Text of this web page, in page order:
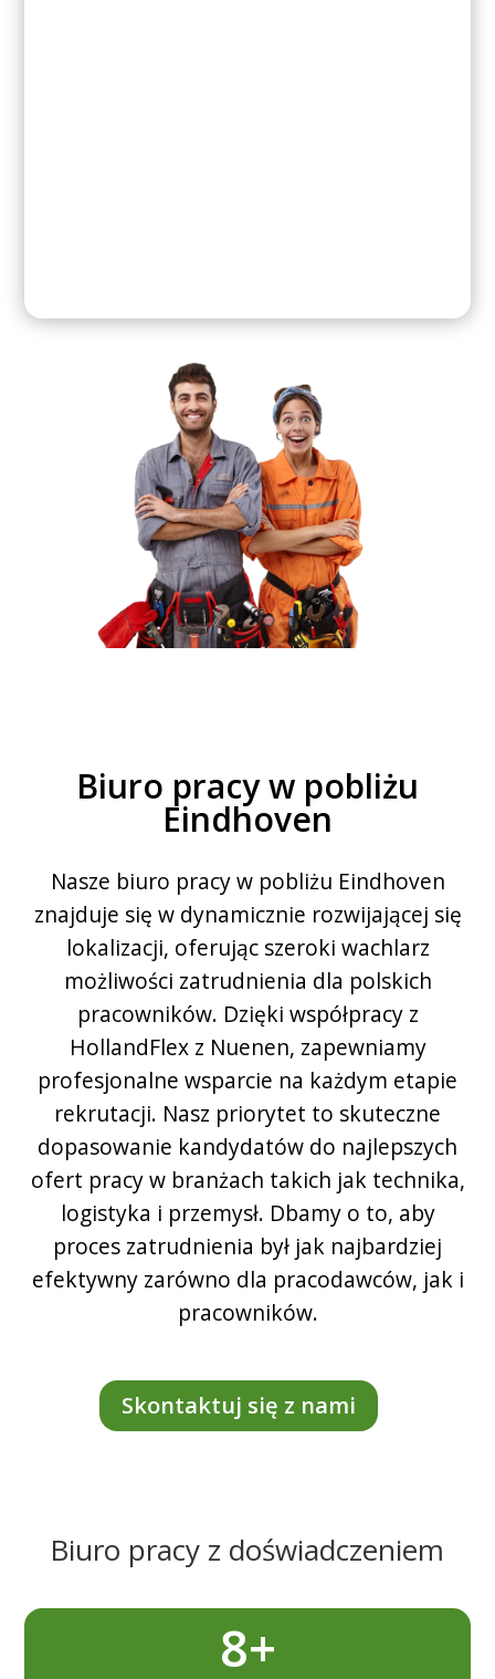
Biuro pracy w pobliżu
Eindhoven
Nasze biuro pracy w pobliżu Eindhoven
znajduje się w dynamicznie rozwijającej się
lokalizacji, oferując szeroki wachlarz
możliwości zatrudnienia dla polskich
pracowników. Dzięki współpracy z
HollandFlex z Nuenen, zapewniamy
profesjonalne wsparcie na każdym etapie
rekrutacji. Nasz priorytet to skuteczne
dopasowanie kandydatów do najlepszych
ofert pracy w branżach takich jak technika,
logistyka i przemysł. Dbamy o to, aby
proces zatrudnienia był jak najbardziej
efektywny zarówno dla pracodawców, jak i
pracowników.
Skontaktuj się z nami
Biuro pracy z doświadczeniem
8+